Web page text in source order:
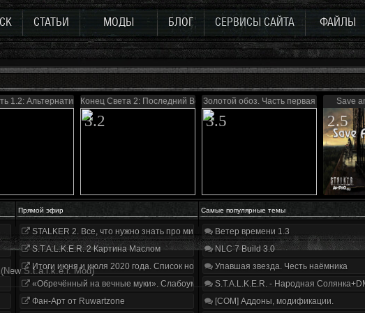
СТАТЬИ МОДЫ БЛОГ СЕРВИСЫ САЙТА ФАЙЛЫ
1.2: АльтернативаКонец Света 2: Последний Восход
3.2
Золотой обоз. Часть первая
3.5
Save
2.5
Прямой эфир Самые популярные темы
STALKER 2. Все, что нужно знать про мир, геймплей и сюжет | Разбор трейлера
S.T.A.L.K.E.R. 2 Картина Маслом
Итоги июня и июля 2020 года. Список нововведений
«Обречённый на вечные муки». Слабоумие и отвага
Фан-Арт от Ruwartzone
Ветер времени 1.3
NLC 7 Build 3.0
Упавшая звезда. Честь наёмника
S.T.A.L.K.E.R. - Народная
[COM] Аддоны, модификации.
(New S.t.a.l.k.e.r. Mod)